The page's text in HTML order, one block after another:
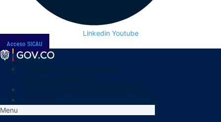
Linkedin Youtube
Acceso SICAU
Menu